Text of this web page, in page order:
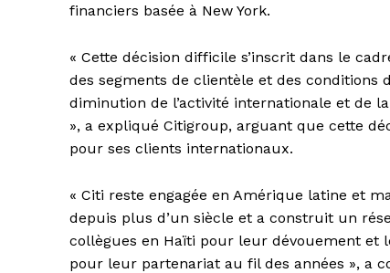
financiers basée à New York.
« Cette décision difficile s’inscrit dans le
des segments de clientèle et des conditions
diminution de l’activité internationale et de
», a expliqué Citigroup, arguant que cette
pour ses clients internationaux.
« Citi reste engagée en Amérique latine et
depuis plus d’un siècle et a construit un
collègues en Haïti pour leur dévouement et
pour leur partenariat au fil des années », a